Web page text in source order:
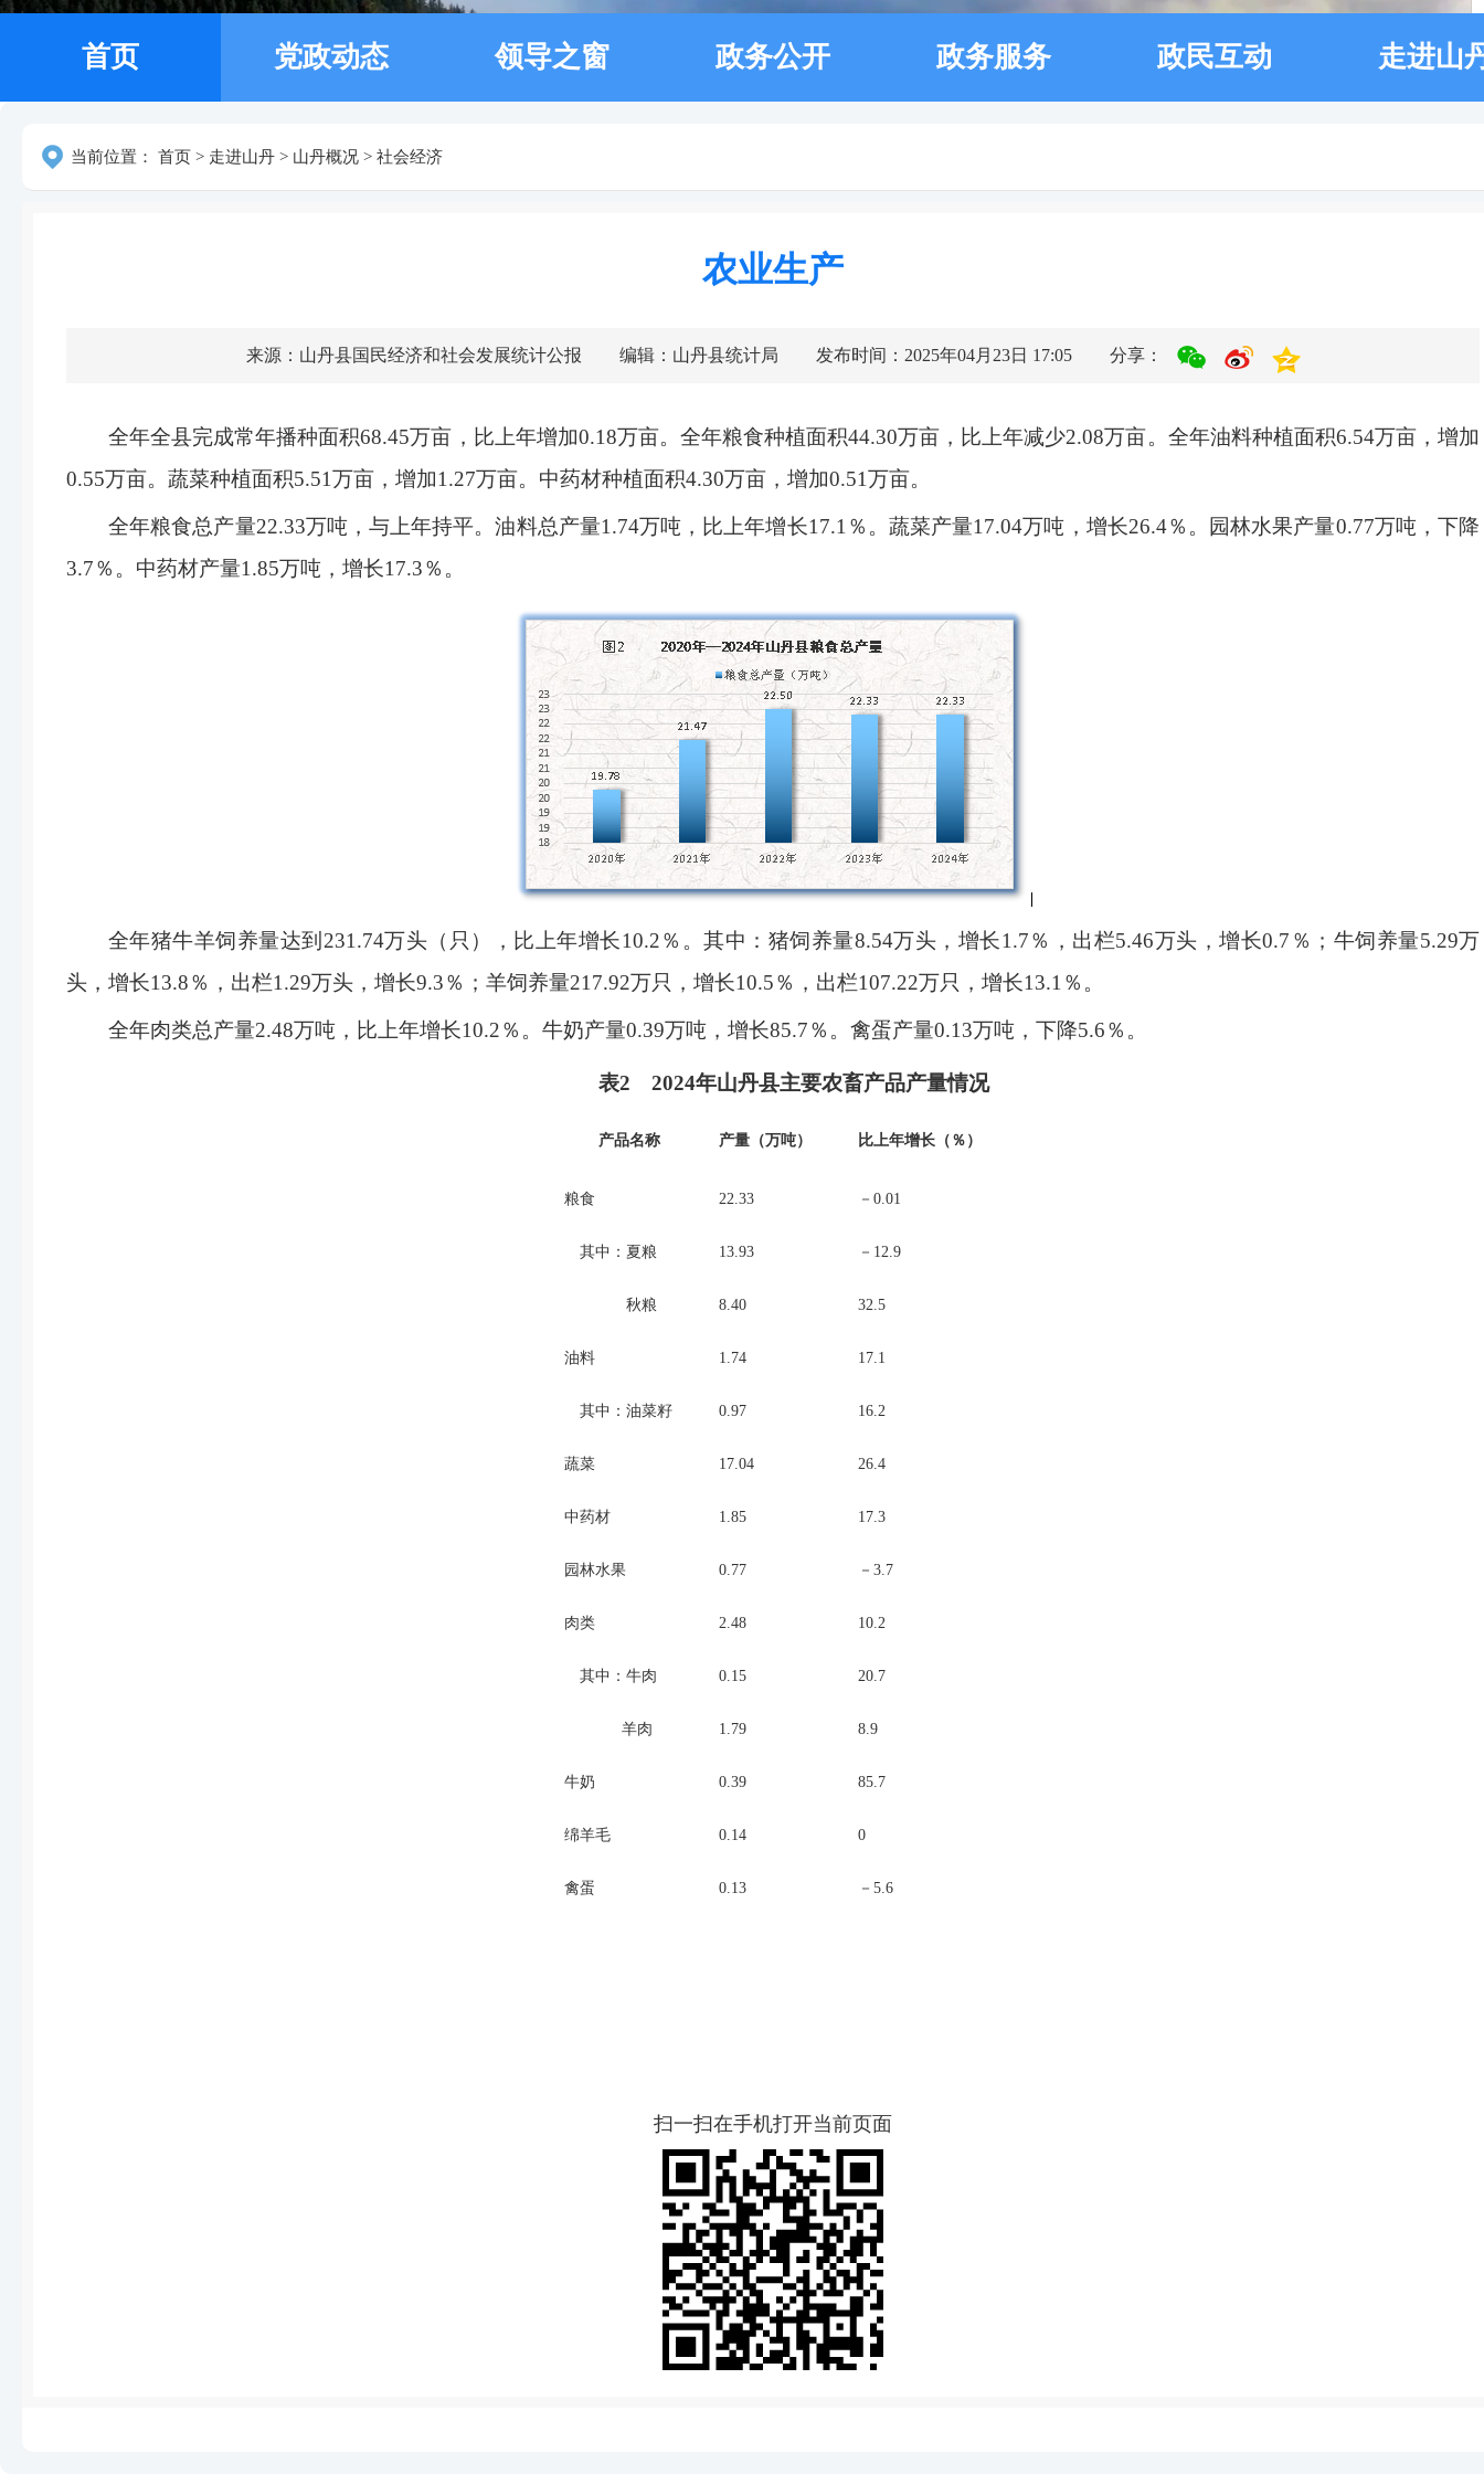
首页 党政动态 领导之窗 政务公开 政务服务 政民互动 走进山
当前位置： 首页 > 走进山丹 > 山丹概况 > 社会经济
农业生产
来源：山丹县国民经济和社会发展统计公报 编辑：山丹县统计局 发布时间：2025年04月23日 17:05 分享：
全年全县完成常年播种面积68.45万亩，比上年增加0.18万亩。全年粮食种植面积44.30万亩，比上年减少2.08万亩。全年油料种植面积6.54万亩，增加
0.55万亩。蔬菜种植面积5.51万亩，增加1.27万亩。中药材种植面积4.30万亩，增加0.51万亩。
全年粮食总产量22.33万吨，与上年持平。油料总产量1.74万吨，比上年增长17.1％。蔬菜产量17.04万吨，增长26.4％。园林水果产量0.77万吨，下降
3.7％。中药材产量1.85万吨，增长17.3％。
全年猪牛羊饲养量达到231.74万头（只），比上年增长10.2％。其中：猪饲养量8.54万头，增长1.7％，出栏5.46万头，增长0.7％；牛饲养量5.29万
头，增长13.8％，出栏1.29万头，增长9.3％；羊饲养量217.92万只，增长10.5％，出栏107.22万只，增长13.1％。
全年肉类总产量2.48万吨，比上年增长10.2％。牛奶产量0.39万吨，增长85.7％。禽蛋产量0.13万吨，下降5.6％。
表2 2024年山丹县主要农畜产品产量情况
产品名称 产量（万吨） 比上年增长（％）
粮食 22.33 －0.01
其中：夏粮 13.93 －12.9
秋粮 8.40 32.5
油料 1.74 17.1
其中：油菜籽 0.97 16.2
蔬菜 17.04 26.4
中药材 1.85 17.3
园林水果 0.77 －3.7
肉类 2.48 10.2
其中：牛肉 0.15 20.7
羊肉 1.79 8.9
牛奶 0.39 85.7
绵羊毛 0.14 0
禽蛋 0.13 －5.6
扫一扫在手机打开当前页面